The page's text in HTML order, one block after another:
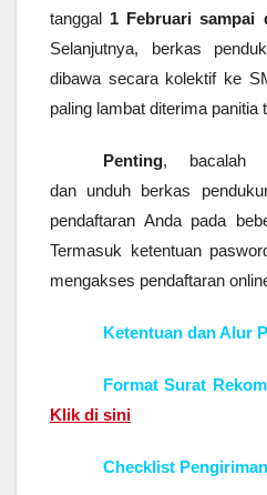
tanggal 1 Februari sampai
Selanjutnya, berkas
dibawa secara kolektif ke
paling lambat diterima panitia
Penting, bacalah
dan unduh berkas
pendaftaran Anda pada
Termasuk ketentuan
mengakses pendaftaran
Ketentuan dan Alur
Format Surat
Klik di sini
Checklist